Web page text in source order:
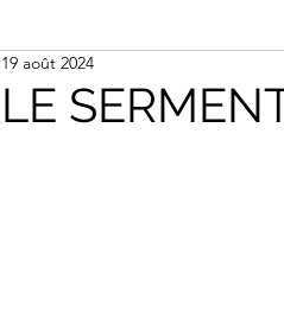
LE
19 août 2024